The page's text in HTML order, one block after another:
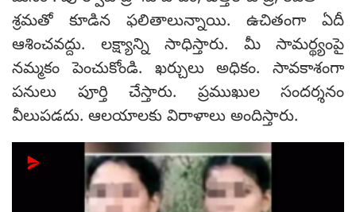
శ్రమతో కూడిన ఫలితాలున్నాయి. ఉచితంగా ఏదీ
ఆశించవద్దు. లక్ష్యాన్ని సాధిస్తారు. మీ సామర్థ్యంపై
నమ్మకం పెంచుకోండి. ఖర్చులు అధికం. సావకాశంగా
పనులు పూర్తి చేస్తారు. ప్రముఖుల సందర్శనం
వీలుపడదు. ఆలయాలకు విరాళాలు అందిస్తారు.